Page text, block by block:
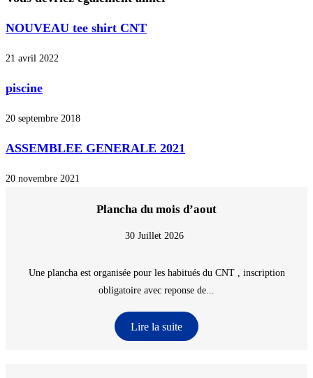
NOUVEAU tee shirt CNT
21 avril 2022
piscine
20 septembre 2018
ASSEMBLEE GENERALE 2021
20 novembre 2021
Plancha du mois d’aout
30 Juillet 2026
Une plancha est organisée pour les habitués du CNT , inscription
obligatoire avec reponse de...
Lire la suite